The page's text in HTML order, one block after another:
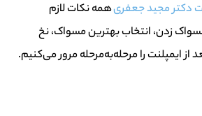
دکتر مجید جعفریهمه نکات لازم
زدن، انتخاب بهترین مسواک، نخ
ایمپلنت را مرحله‌به‌مرحله مرور می‌کنیم.